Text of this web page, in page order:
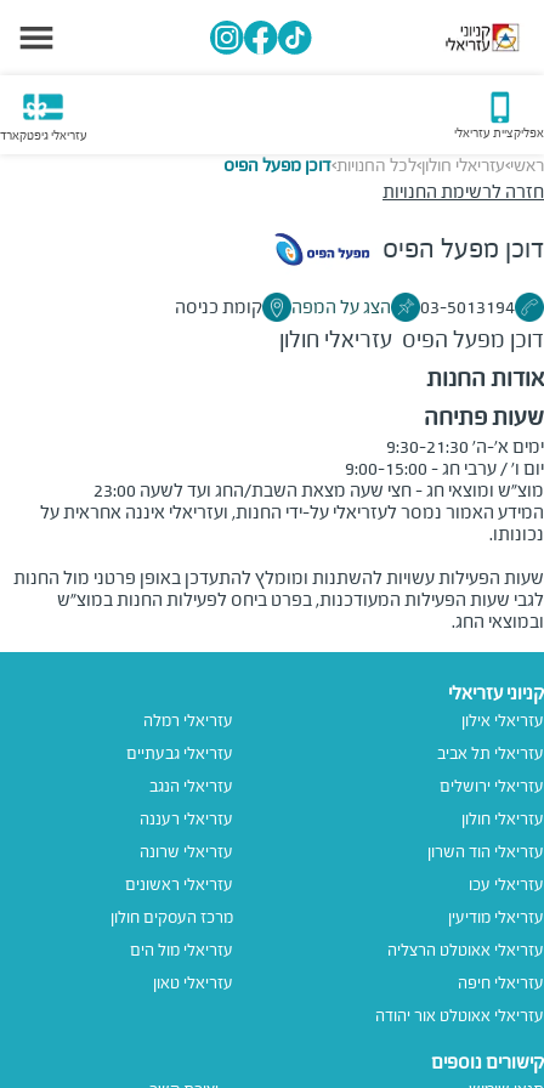
אפליקציית עזריאלי עזריאלי גיפטקארד
ראשי>עזריאלי חולון>לכל החנויות>דוכן מפעל הפיס
חזרה לרשימת החנויות
דוכן מפעל הפיס
03-5013194 הצג על המפה קומת כניסה
דוכן מפעל הפיס עזריאלי חולון
אודות החנות
שעות פתיחה
מוצ"ש ומוצאי חג - חצי שעה מצאת השבת/החג ועד לשעה 23:00
המידע האמור נמסר לעזריאלי על-ידי החנות, ועזריאלי איננה אחראית על
שעות הפעילות עשויות להשתנות ומומלץ להתעדכן באופן פרטני מול החנות
לגבי שעות הפעילות המעודכנות, בפרט ביחס לפעילות החנות במוצ"ש
ובמוצאי החג.
קניוני עזריאלי
עזריאלי אילון
עזריאלי תל אביב
עזריאלי ירושלים
עזריאלי חולון
עזריאלי הוד השרון
עזריאלי עכו
עזריאלי מודיעין
עזריאלי אאוטלט הרצליה
עזריאלי חיפה
עזריאלי אאוטלט אור יהודה
עזריאלי רמלה
עזריאלי גבעתיים
עזריאלי הנגב
עזריאלי רעננה
עזריאלי שרונה
עזריאלי ראשונים
מרכז העסקים חולון
עזריאלי מול הים
עזריאלי טאון
קישורים נוספים